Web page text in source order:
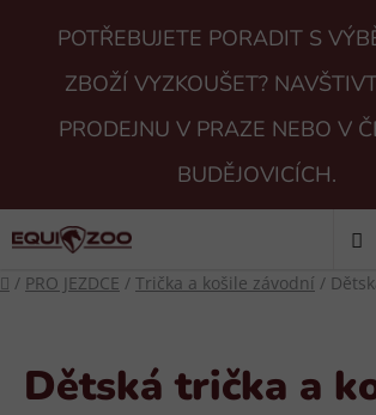
POTŘEBUJETE PORADIT S
ZBOŽÍ VYZKOUŠET?
PRODEJNU V PRAZE NEBO V
BUDĚJOVICÍCH.
Domů
/ PRO JEZDCE / Trička a košile závodní /
Dětská trička a